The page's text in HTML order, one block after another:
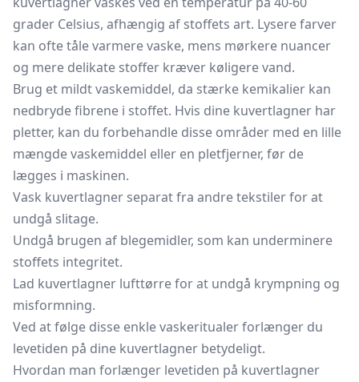
grader Celsius, afhængig af stoffets art. Lysere farver
kan ofte tåle varmere vaske, mens mørkere nuancer
og mere delikate stoffer kræver køligere vand.
Brug et mildt vaskemiddel, da stærke kemikalier kan
nedbryde fibrene i stoffet. Hvis dine kuvertlagner har
pletter, kan du forbehandle disse områder med en lille
mængde vaskemiddel eller en pletfjerner, før de
lægges i maskinen.
Vask kuvertlagner separat fra andre tekstiler for at
undgå slitage.
Undgå brugen af blegemidler, som kan underminere
stoffets integritet.
Lad kuvertlagner lufttørre for at undgå krympning og
misformning.
Ved at følge disse enkle vaskeritualer forlænger du
levetiden på dine kuvertlagner betydeligt.
Hvordan man forlænger levetiden på kuvertlagner